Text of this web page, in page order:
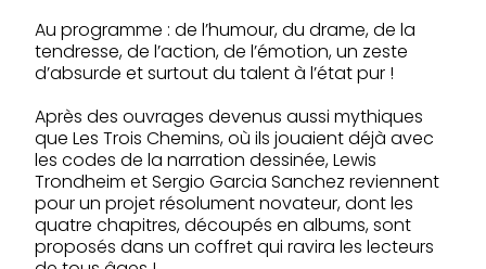
Au programme : de l’humour, du drame, de la
tendresse, de l’action, de l’émotion, un zeste
d’absurde et surtout du talent à l’état pur !
Après des ouvrages devenus aussi mythiques
que Les Trois Chemins, où ils jouaient déjà avec
les codes de la narration dessinée, Lewis
Trondheim et Sergio Garcia Sanchez reviennent
pour un projet résolument novateur, dont les
quatre chapitres, découpés en albums, sont
proposés dans un coffret qui ravira les lecteurs